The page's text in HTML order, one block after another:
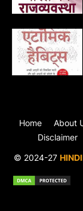
© 2024-27
Home About
Disclaimer